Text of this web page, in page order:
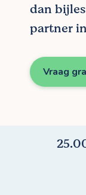
dan
partner
Vraag